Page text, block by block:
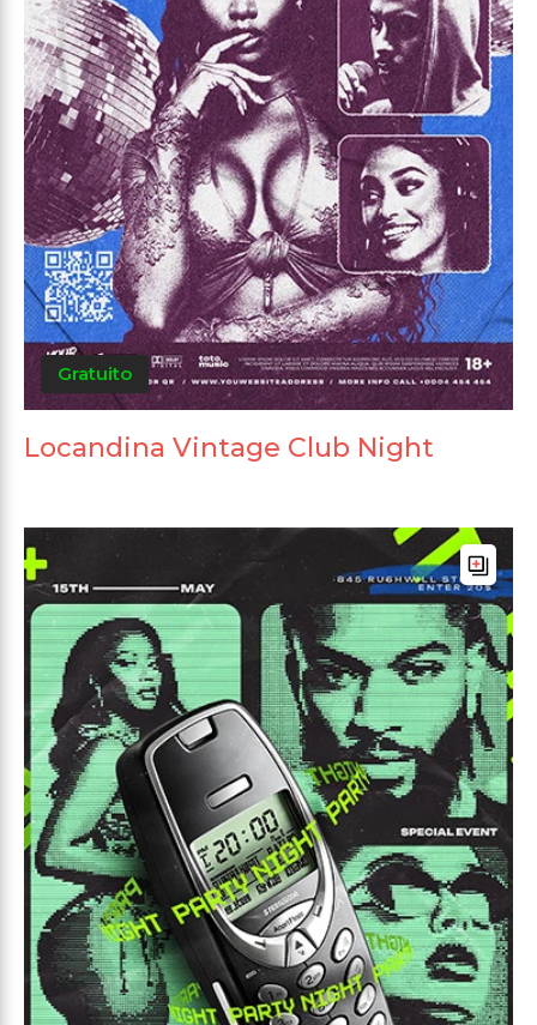
Gratuito
Locandina Vintage Club Night